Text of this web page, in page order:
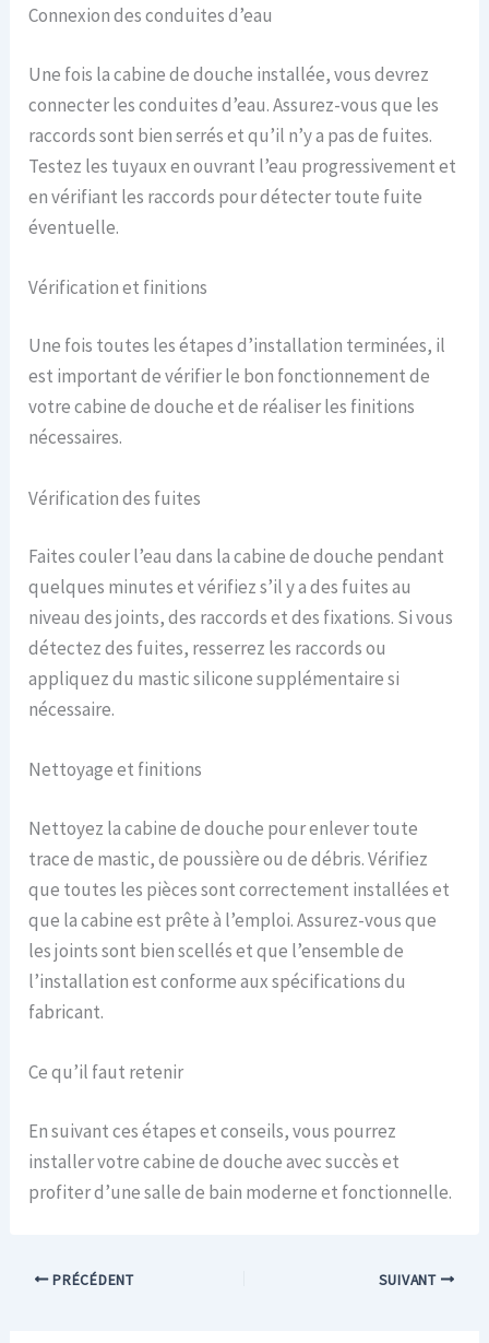
Connexion des conduites d’eau
Une fois la cabine de douche installée, vous devrez
connecter les conduites d’eau. Assurez-vous que les
raccords sont bien serrés et qu’il n’y a pas de fuites.
Testez les tuyaux en ouvrant l’eau progressivement et
en vérifiant les raccords pour détecter toute fuite
éventuelle.
Vérification et finitions
Une fois toutes les étapes d’installation terminées, il
est important de vérifier le bon fonctionnement de
votre cabine de douche et de réaliser les finitions
nécessaires.
Vérification des fuites
Faites couler l’eau dans la cabine de douche pendant
quelques minutes et vérifiez s’il y a des fuites au
niveau des joints, des raccords et des fixations. Si vous
détectez des fuites, resserrez les raccords ou
appliquez du mastic silicone supplémentaire si
nécessaire.
Nettoyage et finitions
Nettoyez la cabine de douche pour enlever toute
trace de mastic, de poussière ou de débris. Vérifiez
que toutes les pièces sont correctement installées et
que la cabine est prête à l’emploi. Assurez-vous que
les joints sont bien scellés et que l’ensemble de
l’installation est conforme aux spécifications du
fabricant.
Ce qu’il faut retenir
En suivant ces étapes et conseils, vous pourrez
installer votre cabine de douche avec succès et
profiter d’une salle de bain moderne et fonctionnelle.
PRÉCÉDENT SUIVANT